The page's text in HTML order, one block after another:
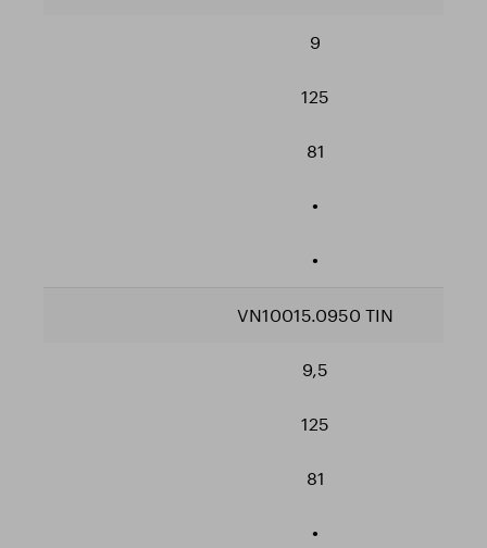
9
125
81
•
•
VN10015.0950 TIN
9,5
125
81
•